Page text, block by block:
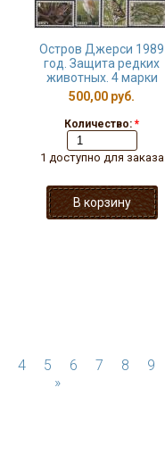
Остров Джерси 1989
год. Защита редких
животных. 4 марки
500,00 руб.
Количество: *
1 доступно для заказа
4 5 6 7 8 9
»